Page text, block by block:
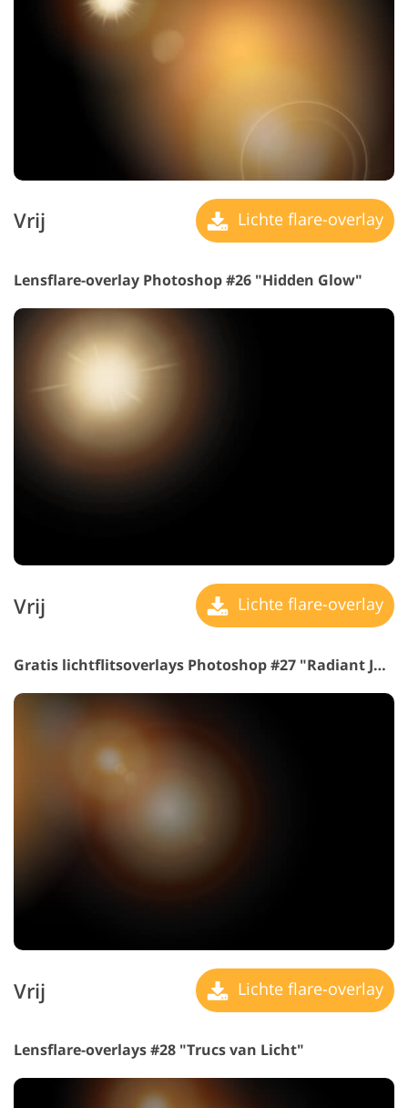
Vrij Lichte flare-overlay
Lensflare-overlay Photoshop #26 "Hidden Glow"
Vrij Lichte flare-overlay
Gratis lichtflitsoverlays Photoshop #27 "Radiant Joy"
Vrij Lichte flare-overlay
Lensflare-overlays #28 "Trucs van Licht"